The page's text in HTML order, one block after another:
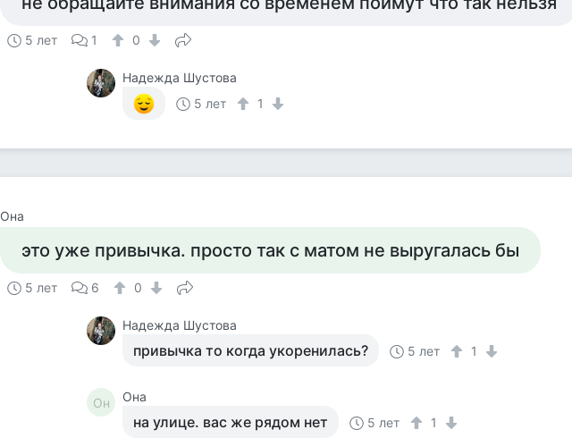
5 лет 1 0
Надежда Шустова
5 лет
1
Она
это уже привычка. просто так с матом не выругалась бы
5 лет 6 0
Надежда Шустова
привычка то когда укоренилась? 5 лет 1
Он Она
на улице. вас же рядом нет 5 лет 1